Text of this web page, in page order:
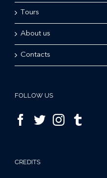
Tours
About us
Contacts
FOLLOW US
CREDITS